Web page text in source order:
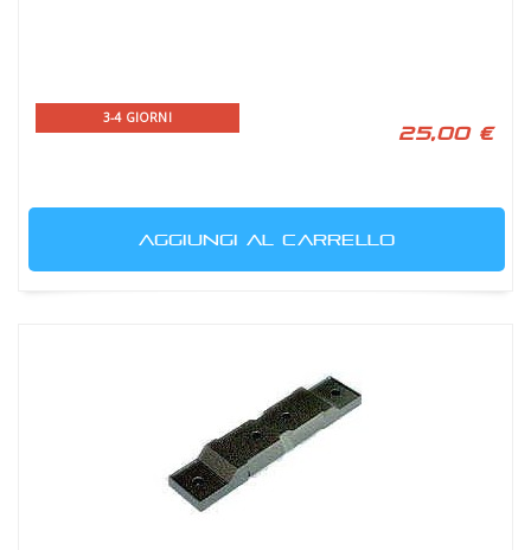
3-4 GIORNI
25,00 €
AGGIUNGI AL CARRELLO